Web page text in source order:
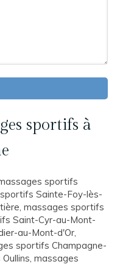
sportifs à
sportifs
Sainte-Foy-lès-
, massages sportifs
Saint-Cyr-au-Mont-
au-Mont-d'Or,
sportifs Champagne-
, massages